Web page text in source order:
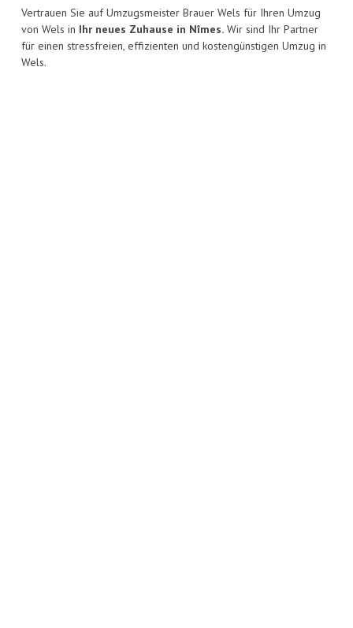
Vertrauen Sie auf Umzugsmeister Brauer Wels für Ihren Umzug
von Wels in Ihr neues Zuhause in Nîmes. Wir sind Ihr Partner
für einen stressfreien, effizienten und kostengünstigen Umzug in
Wels.